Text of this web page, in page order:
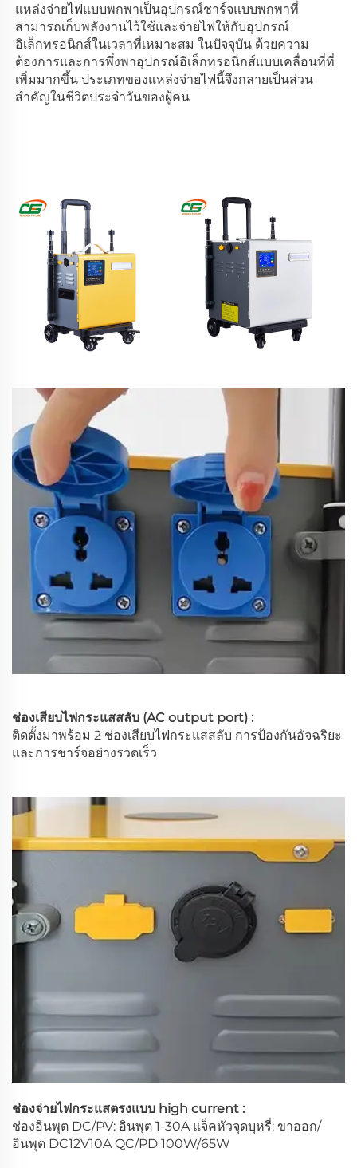
แหล่งจ่ายไฟแบบพกพาเป็นอุปกรณ์ชาร์จแบบพกพาที่
สามารถเก็บพลังงานไว้ใช้และจ่ายไฟให้กับอุปกรณ์
อิเล็กทรอนิกส์ในเวลาที่เหมาะสม ในปัจจุบัน ด้วยความ
ต้องการและการพึ่งพาอุปกรณ์อิเล็กทรอนิกส์แบบเคลื่อนที่ที่
เพิ่มมากขึ้น ประเภทของแหล่งจ่ายไฟนี้จึงกลายเป็นส่วน
สำคัญในชีวิตประจำวันของผู้คน
ช่องเสียบไฟกระแสสลับ (AC output port) :
ติดตั้งมาพร้อม 2 ช่องเสียบไฟกระแสสลับ การป้องกันอัจฉริยะ
และการชาร์จอย่างรวดเร็ว
ช่องจ่ายไฟกระแสตรงแบบ high current :
ช่องอินพุต DC/PV: อินพุต 1-30A แจ็คหัวจุดบุหรี่: ขาออก/
อินพุต DC12V10A QC/PD 100W/65W